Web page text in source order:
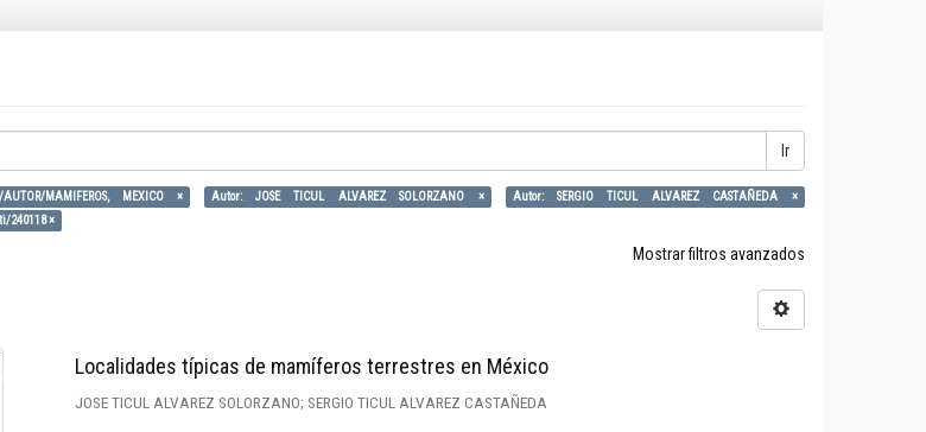
Ir
MAMIFEROS, MEXICO × Autor: JOSE TICUL ALVAREZ SOLORZANO ×
Autor: SERGIO TICUL ALVAREZ CASTAÑEDA ×
240118 ×
Mostrar filtros avanzados
Localidades típicas de mamíferos terrestres en México
JOSE TICUL ALVAREZ SOLORZANO; SERGIO TICUL ALVAREZ CASTAÑEDA